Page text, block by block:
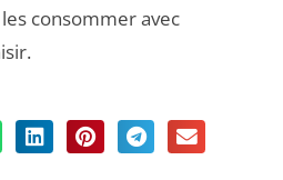
consommer avec